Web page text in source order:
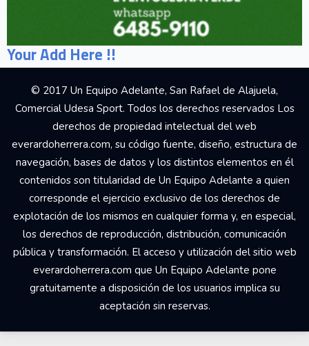
Your Add Here !!
© 2017 Un Equipo Adelante, San Rafael de Alajuela,
Comercial Udesa Sport. Todos los derechos reservados Los
derechos de propiedad intelectual del web
everardoherrera.com, su código fuente, diseño, estructura de
navegación, bases de datos y los distintos elementos en él
contenidos son titularidad de Un Equipo Adelante a quien
corresponde el ejercicio exclusivo de los derechos de
explotación de los mismos en cualquier forma y, en especial,
los derechos de reproducción, distribución, comunicación
pública y transformación. El acceso y utilización del sitio web
everardoherrera.com que Un Equipo Adelante pone
gratuitamente a disposición de los usuarios implica su
aceptación sin reservas.